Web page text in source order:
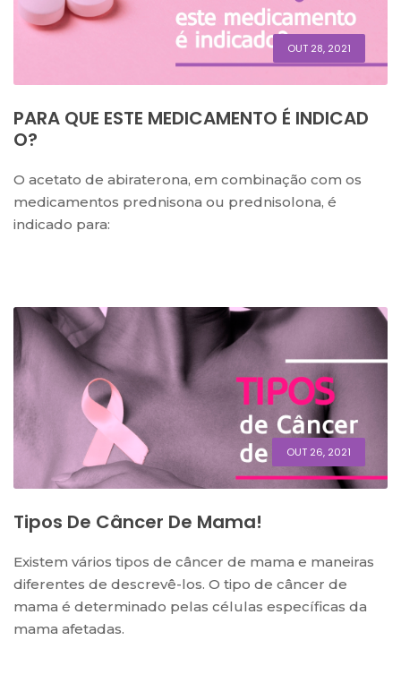
OUT 28, 2021
PARA QUE ESTE MEDICAMENTO É INDICAD
O?
O acetato de abiraterona, em combinação com os
medicamentos prednisona ou prednisolona, é
indicado para:
OUT 26, 2021
Tipos De Câncer De Mama!
Existem vários tipos de câncer de mama e maneiras
diferentes de descrevê-los. O tipo de câncer de
mama é determinado pelas células específicas da
mama afetadas.